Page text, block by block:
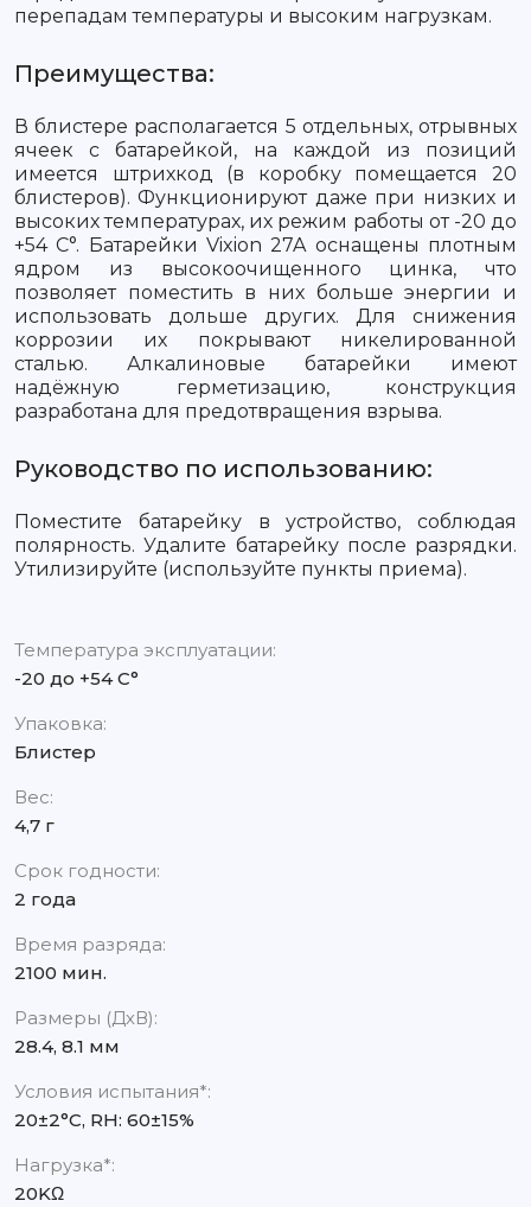
перепадам температуры и высоким нагрузкам.
Преимущества:
В блистере располагается 5 отдельных, отрывных
ячеек с батарейкой, на каждой из позиций
имеется штрихкод (в коробку помещается 20
блистеров). Функционируют даже при низких и
высоких температурах, их режим работы от -20 до
+54 С°. Батарейки Vixion 27A оснащены плотным
ядром из высокоочищенного цинка, что
позволяет поместить в них больше энергии и
использовать дольше других. Для снижения
коррозии их покрывают никелированной
сталью. Алкалиновые батарейки имеют
надёжную герметизацию, конструкция
разработана для предотвращения взрыва.
Руководство по использованию:
Поместите батарейку в устройство, соблюдая
полярность. Удалите батарейку после разрядки.
Утилизируйте (используйте пункты приема).
Температура эксплуатации:
-20 до +54 С°
Упаковка:
Блистер
Вес:
4,7 г
Срок годности:
2 года
Время разряда:
2100 мин.
Размеры (ДхВ):
28.4, 8.1 мм
Условия испытания*:
20±2°C, RH: 60±15%
Нагрузка*:
20KΩ